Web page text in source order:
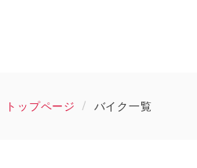
トップページ バイク一覧